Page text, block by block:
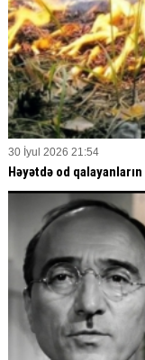
30 İyul 2026 21:54
Həyətdə od qalayanların